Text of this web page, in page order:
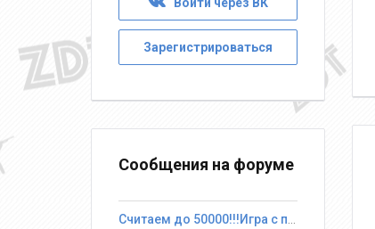
Войти через ВК
Зарегистрироваться
Сообщения на форуме